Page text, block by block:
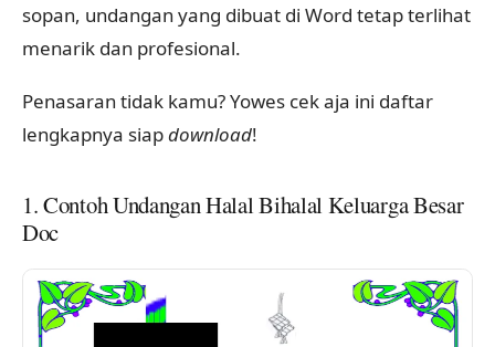
sopan, undangan yang dibuat di Word tetap terlihat
menarik dan profesional.
Penasaran tidak kamu? Yowes cek aja ini daftar
lengkapnya siapdownload!
1. Contoh Undangan Halal Bihalal Keluarga Besar
Doc